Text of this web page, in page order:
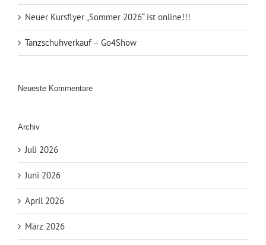
Neuer Kursflyer „Sommer 2026“ ist online!!!
Tanzschuhverkauf – Go4Show
Neueste Kommentare
Archiv
Juli 2026
Juni 2026
April 2026
März 2026